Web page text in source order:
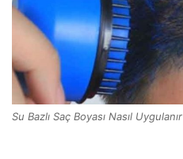
Su Bazlı Saç Boyası Nasıl Uygulanır